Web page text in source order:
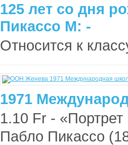
125 лет со дня
Пикассо М: -
Относится к
1971
1.10 Fr -
Пабло Пикассо